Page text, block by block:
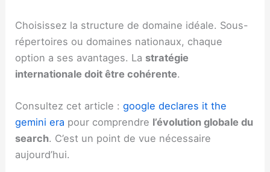
Choisissez la structure de domaine idéale. Sous-
répertoires ou domaines nationaux, chaque
option a ses avantages. La stratégie
internationale doit être cohérente.
Consultez cet article :google declares it the
gemini era pour comprendre l’évolution globale du
search. C’est un point de vue nécessaire
aujourd’hui.